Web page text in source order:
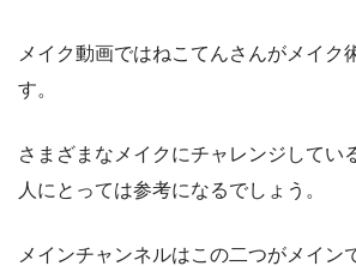
メイク動画ではねこてんさんがメイク
す。
さまざまなメイクにチャレンジしてい
人にとっては参考になるでしょう。
メインチャンネルはこの二つがメイン